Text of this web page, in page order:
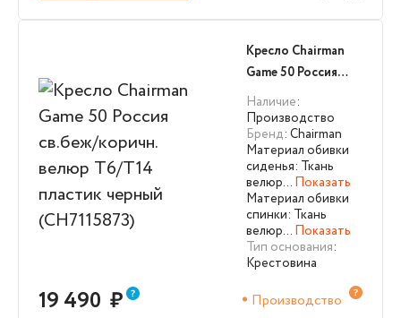
Кресло Chairman
Game 50 Россия
св.беж/коричн.
велюр Т6/Т14
пластик черный
(CH7115873)
Наличие:
Производство
Бренд: Chairman
Материал обивки
сиденья: Ткань
велюр… Показать
Материал обивки
спинки: Ткань
велюр… Показать
Тип основания:
Крестовина
19 490 ₽ Производство